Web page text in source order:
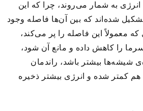
انرژی به شمار ‌می‌روند، چرا که این
شده‌اند که بین آن‌ها فاصله وجود
معمولاً این فاصله را پر می‌کند،
سرما را کاهش داده و مانع آن شود،
شیشه‌ها بیشتر باشد، راندمان
کمتر شده و انرژی بیشتر ذخیره